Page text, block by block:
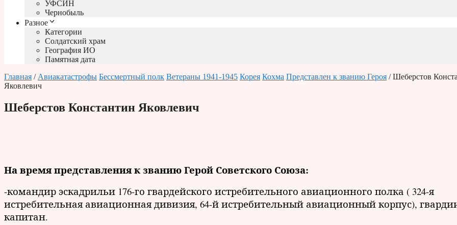
УФСИН
Чернобыль
Разное
Категории
Солдатский храм
География ИО
Памятная дата
Главная / Авиакатастрофы Бессмертный полк Ветераны 1941-1945 Корея Кохма Представлен к званию Героя / Шеберстов
Яковлевич
Шеберстов Константин Яковлевич
На время представления к званию Герой Советского Союза:
-командир эскадрильи 176-го гвардейского истребительного авиационного полка ( 324-я
истребительная авиационная дивизия, 64-й истребительный авиационный корпус),
капитан.